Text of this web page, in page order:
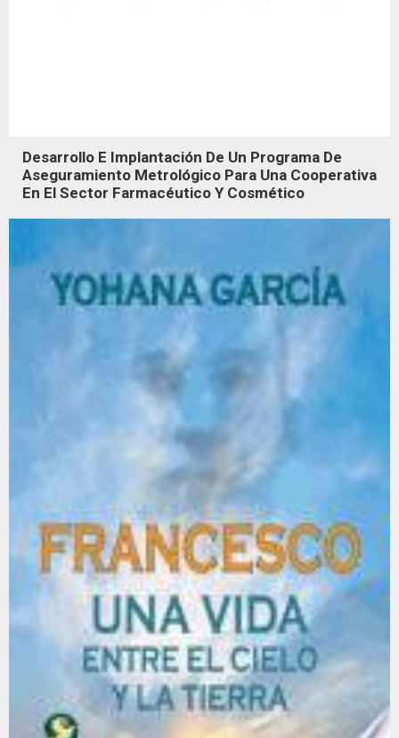
Desarrollo E Implantación De Un Programa De
Aseguramiento Metrológico Para Una Cooperativa
En El Sector Farmacéutico Y Cosmético